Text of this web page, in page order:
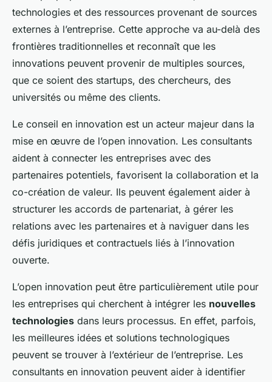
technologies et des ressources provenant de sources
externes à l’entreprise. Cette approche va au-delà des
frontières traditionnelles et reconnaît que les
innovations peuvent provenir de multiples sources,
que ce soient des startups, des chercheurs, des
universités ou même des clients.
Le conseil en innovation est un acteur majeur dans la
mise en œuvre de l’open innovation. Les consultants
aident à connecter les entreprises avec des
partenaires potentiels, favorisent la collaboration et la
co-création de valeur. Ils peuvent également aider à
structurer les accords de partenariat, à gérer les
relations avec les partenaires et à naviguer dans les
défis juridiques et contractuels liés à l’innovation
ouverte.
L’open innovation peut être particulièrement utile pour
les entreprises qui cherchent à intégrer les nouvelles
technologies dans leurs processus. En effet, parfois,
les meilleures idées et solutions technologiques
peuvent se trouver à l’extérieur de l’entreprise. Les
consultants en innovation peuvent aider à identifier